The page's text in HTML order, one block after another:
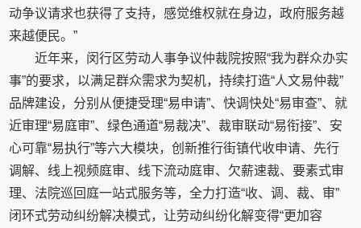
动争议请求也获得了支持，感觉维权就在身边，政府服务越
来越便民。”
近年来，闵行区劳动人事争议仲裁院按照“我为群众办实
事”的要求，以满足群众需求为契机，持续打造“人文易仲裁”
品牌建设，分别从便捷受理“易申请”、快调快处“易审查”、就
近审理“易庭审”、绿色通道“易裁决”、裁审联动“易衔接”、安
心可靠“易执行”等六大模块，创新推行街镇代收申请、先行
调解、线上视频庭审、线下流动庭审、欠薪速裁、要素式审
理、法院巡回庭一站式服务等，全力打造“收、调、裁、审”
闭环式劳动纠纷解决模式，让劳动纠纷化解变得“更加容